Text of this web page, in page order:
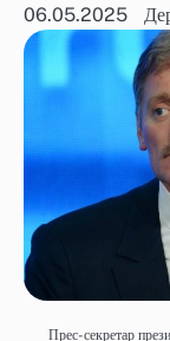
06.05.2025
Прес-секретар